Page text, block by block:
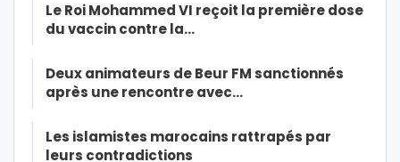
Le Roi Mohammed VI reçoit la première dose
du vaccin contre la…
Deux animateurs de Beur FM sanctionnés
après une rencontre avec…
Les islamistes marocains rattrapés par
leurs contradictions